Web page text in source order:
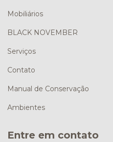
Mobiliários
BLACK NOVEMBER
Serviços
Contato
Manual de Conservação
Ambientes
Entre em contato